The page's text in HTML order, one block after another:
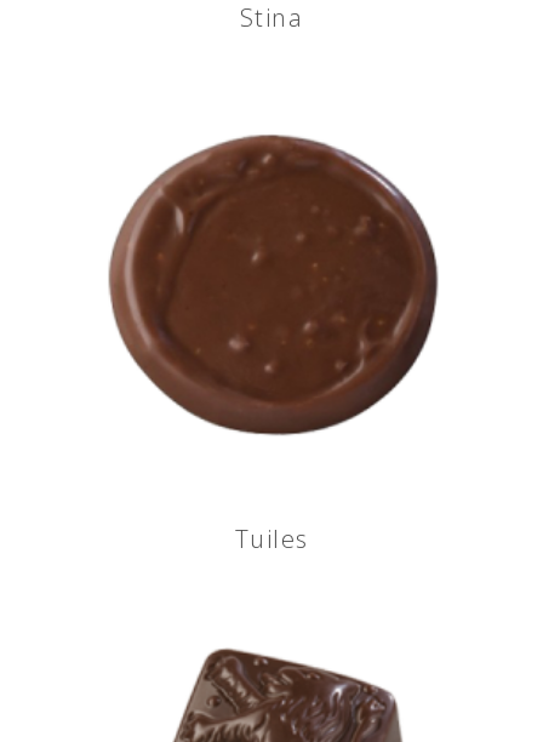
Stina
Tuiles